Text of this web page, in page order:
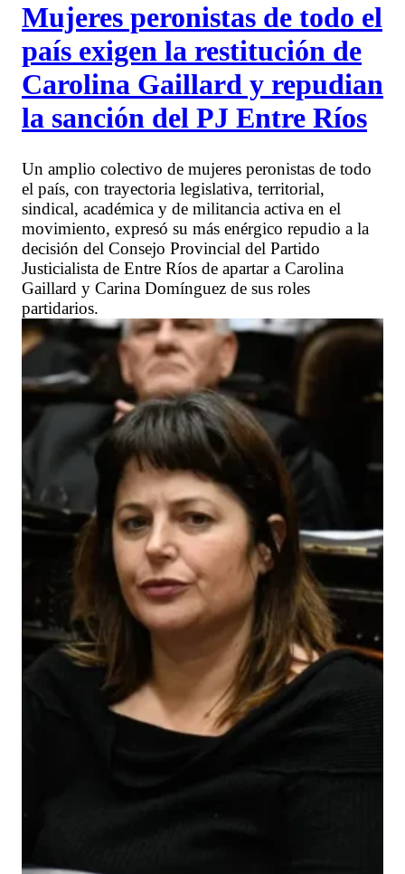
Mujeres peronistas de todo el
país exigen la restitución de
Carolina Gaillard y repudian
la sanción del PJ Entre Ríos
Un amplio colectivo de mujeres peronistas de todo
el país, con trayectoria legislativa, territorial,
sindical, académica y de militancia activa en el
movimiento, expresó su más enérgico repudio a la
decisión del Consejo Provincial del Partido
Justicialista de Entre Ríos de apartar a Carolina
Gaillard y Carina Domínguez de sus roles
partidarios.